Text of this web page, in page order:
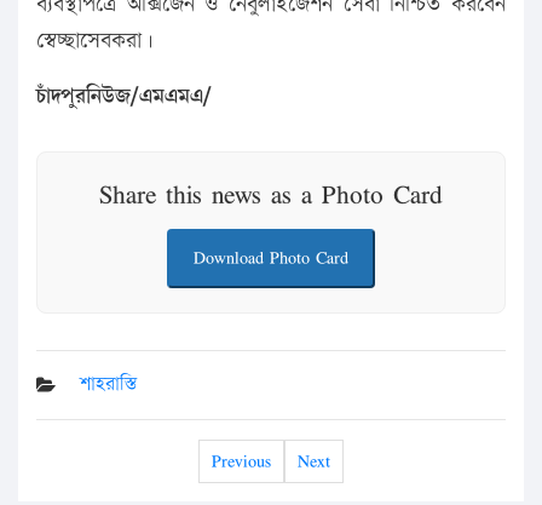
স্বেচ্ছাসেবকরা।
চাঁদপুরনিউজ/এমএমএ/
Share this news as a Photo Card
Download Photo Card
শাহরাস্তি
Previous Next